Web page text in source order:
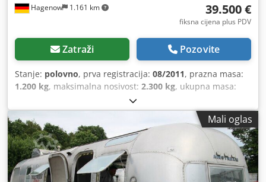
Hagenow 1.161 km 39.500 €
fiksna cijena plus PDV
Zatraži Pozovite
Stanje: polovno, prva registracija: 08/2011, prazna masa:
1.200 kg, maksimalna nosivost: 2.300 kg, ukupna masa:
, tip prijenosa:
drugo, ukupna dužina:8.350 mm,
Mali oglas